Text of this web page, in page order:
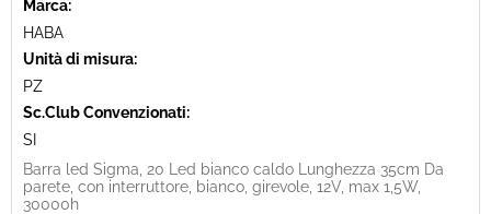
Marca:
HABA
Unità di misura:
PZ
Sc.Club Convenzionati:
SI
Barra led Sigma, 20 Led bianco caldo Lunghezza 35cm Da
parete, con interruttore, bianco, girevole, 12V, max 1,5W,
30000h